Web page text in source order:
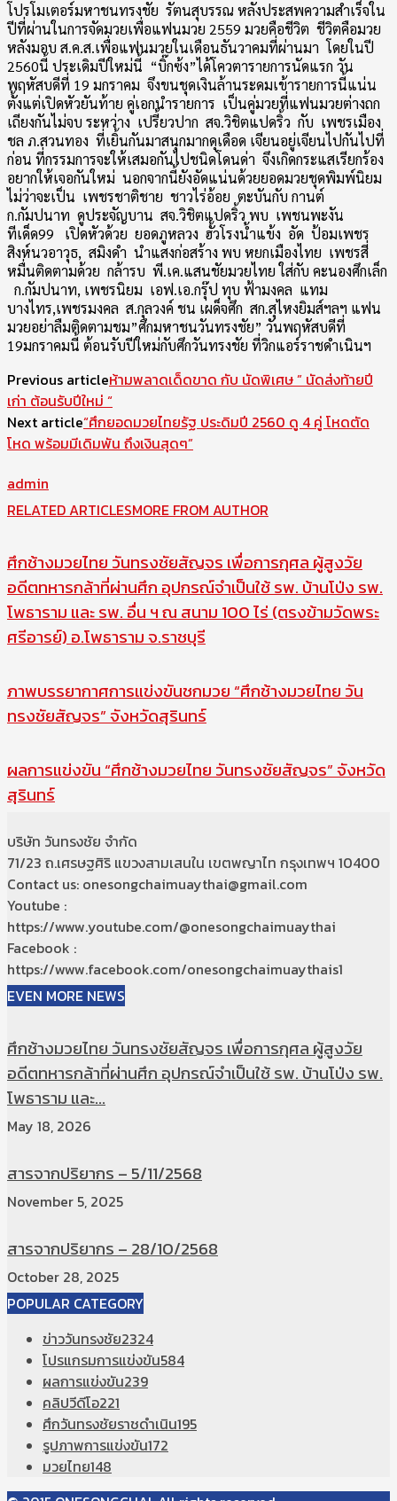
โปรโมเตอร์มหาชนทรงชัย รัตนสุบรรณ หลังประสพความสำเร็จใน
ปีที่ผ่านในการจัดมวยเพื่อแฟนมวย 2559 มวยคือชีวิต ชีวิตคือมวย
หลังมอบ ส.ค.ส.เพื่อแฟนมวยในเดือนธันวาคมที่ผ่านมา โดยในปี
2560นี้ ประเดิมปีใหม่นี้ “บิ๊กซ้ง”ได้โควตารายการนัดแรก วัน
พฤหัสบดีที่ 19 มกราคม จึงขนชุดเงินล้านระดมเข้ารายการนี้แน่น
ตั้งแต่เปิดหัวยันท้าย คู่เอกนำรายการ เป็นคู่มวยที่แฟนมวยต่างถก
เถียงกันไม่จบ ระหว่าง เปรี้ยวปาก สจ.วิชิตแปดริ้ว กับ เพชรเมือง
ชล ภ.สวนทอง ที่เยิ้นกันมาสนุกมากดุเดือด เจียนอยู่เจียนไปกันไปที่
ก่อน ที่กรรมการจะให้เสมอกันไปชนิดโดนด่า จึงเกิดกระแสเรียกร้อง
อยากให้เจอกันใหม่ นอกจากนี้ยังอัดแน่นด้วยยอดมวยชุดพิมพ์นิยม
ไม่ว่าจะเป็น เพชรชาติชาย ชาวไร่อ้อย ตะบันกับ กานต์
ก.กัมปนาท ดูประจัญบาน สจ.วิชิตแปดริ้ว พบ เพชนพะงัน
ทีเด็ด99 เปิดหัวด้วย ยอดภูหลวง ฮั้วโรงน้ำแข้ง อัด ป้อมเพชร
สิงห์นวอาวุธ, สมิงดำ นำแสงก่อสร้าง พบ หยกเมืองไทย เพชรสี่
หมื่นติดตามด้วย กล้ารบ พี.เค.แสนชัยมวยไทย ใส่กับ คะนองศึกเล็ก
ก.กัมปนาท, เพชรนิยม เอฟ.เอ.กรุ๊ป ทุบ ฟ้ามงคล แทม
บางไทร,เพชรมงคล ส.กุลวงค์ ชน เผด็จศึก สก.สุไหงยิมส์ฯลฯ แฟน
มวยอย่าลืมติดตามชม”ศึกมหาชนวันทรงชัย” วันพฤหัสบดีที่
19มกราคมนี้ ต้อนรับปีใหม่กับศึกวันทรงชัย ที่วิกแอร์ราชดำเนินฯ
Previous articleห้ามพลาดเด็ดขาด กับ นัดพิเศษ ” นัดส่งท้ายปี
เก่า ต้อนรับปีใหม่ “
Next article“ศึกยอดมวยไทยรัฐ ประดิมปี 2560 ดู 4 คู่ โหดตัด
โหด พร้อมมีเดิมพัน ถึงเงินสุดๆ”
admin
RELATED ARTICLESMORE FROM AUTHOR
ศึกช้างมวยไทย วันทรงชัยสัญจร เพื่อการกุศล ผู้สูงวัย
อดีตทหารกล้าที่ผ่านศึก อุปกรณ์จำเป็นใช้ รพ. บ้านโป่ง รพ.
โพธาราม และ รพ. อื่น ฯ ณ สนาม 100 ไร่ (ตรงข้ามวัดพระ
ศรีอารย์) อ.โพธาราม จ.ราชบุรี
ภาพบรรยากาศการแข่งขันชกมวย “ศึกช้างมวยไทย วัน
ทรงชัยสัญจร” จังหวัดสุรินทร์
ผลการแข่งขัน “ศึกช้างมวยไทย วันทรงชัยสัญจร” จังหวัด
สุรินทร์
บริษัท วันทรงชัย จำกัด
71/23 ถ.เศรษฐศิริ แขวงสามเสนใน เขตพญาไท กรุงเทพฯ 10400
Contact us: onesongchaimuaythai@gmail.com
Youtube :
https://www.youtube.com/@onesongchaimuaythai
Facebook :
https://www.facebook.com/onesongchaimuaythais1
EVEN MORE NEWS
ศึกช้างมวยไทย วันทรงชัยสัญจร เพื่อการกุศล ผู้สูงวัย
อดีตทหารกล้าที่ผ่านศึก อุปกรณ์จำเป็นใช้ รพ. บ้านโป่ง รพ.
โพธาราม และ...
May 18, 2026
สารจากปริยากร – 5/11/2568
November 5, 2025
สารจากปริยากร – 28/10/2568
October 28, 2025
POPULAR CATEGORY
ข่าววันทรงชัย2324
โปรแกรมการแข่งขัน584
ผลการแข่งขัน239
คลิปวีดีโอ221
ศึกวันทรงชัยราชดำเนิน195
รูปภาพการแข่งขัน172
มวยไทย148